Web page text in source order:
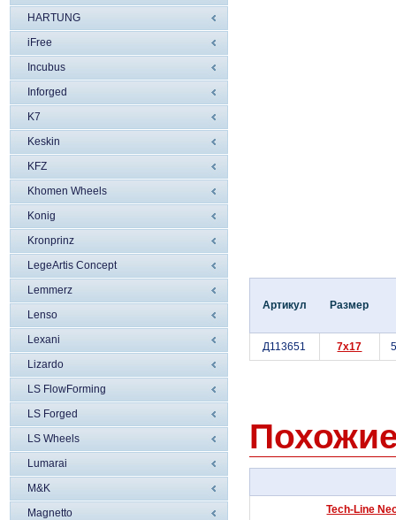
HARTUNG
iFree
Incubus
Inforged
K7
Keskin
KFZ
Khomen Wheels
Konig
Kronprinz
LegeArtis Concept
Lemmerz
Lenso
Lexani
Lizardo
LS FlowForming
LS Forged
LS Wheels
Lumarai
M&K
Magnetto
Артикул Размер
Д113651 7x17
Tech-Line